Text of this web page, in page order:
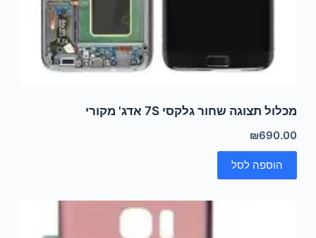
מכלול תצוגה שחור גלקסי 7S אדג' מקורי
₪690.00
הוספה לסל